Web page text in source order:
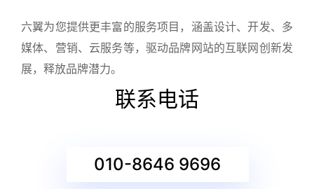
六翼为您提供更丰富的服务项目，涵盖设计、开发、多
媒体、营销、云服务等，驱动品牌网站的互联网创新发
展，释放品牌潜力。
联系电话
010-8646 9696